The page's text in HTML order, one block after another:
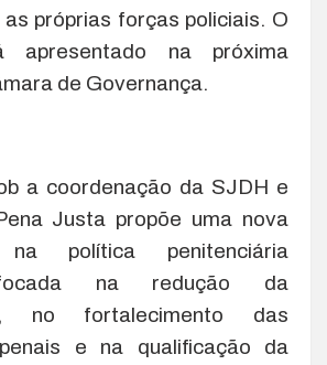
próprias forças policiais. O
apresentado na próxima
de Governança.
a coordenação da SJDH e
Justa propõe uma nova
na política penitenciária
na redução da
no fortalecimento das
e na qualificação da